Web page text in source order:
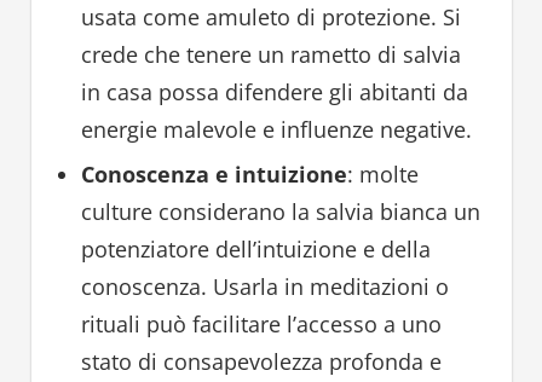
usata come amuleto di protezione. Si
crede che tenere un rametto di salvia
in casa possa difendere gli abitanti da
energie malevole e influenze negative.
Conoscenza e intuizione: molte
culture considerano la salvia bianca un
potenziatore dell’intuizione e della
conoscenza. Usarla in meditazioni o
rituali può facilitare l’accesso a uno
stato di consapevolezza profonda e